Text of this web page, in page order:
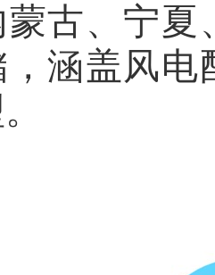
古、宁夏
涵盖风电